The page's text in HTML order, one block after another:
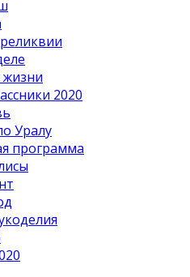
2020
Уралу
программа